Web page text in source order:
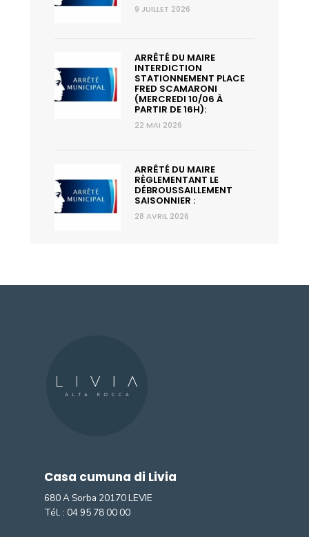
9 JUILLET 2026
ARRÊTÉ DU MAIRE
INTERDICTION
STATIONNEMENT PLACE
FRED SCAMARONI
(MERCREDI 10/06 À
PARTIR DE 16H):
22 MAI 2026
ARRÊTÉ DU MAIRE
RÈGLEMENTANT LE
DÉBROUSSAILLEMENT
SAISONNIER :
28 AVRIL 2026
Casa cumuna di Livia
680 A Sorba 20170 LEVIE
Tél. : 04 95 78 00 00